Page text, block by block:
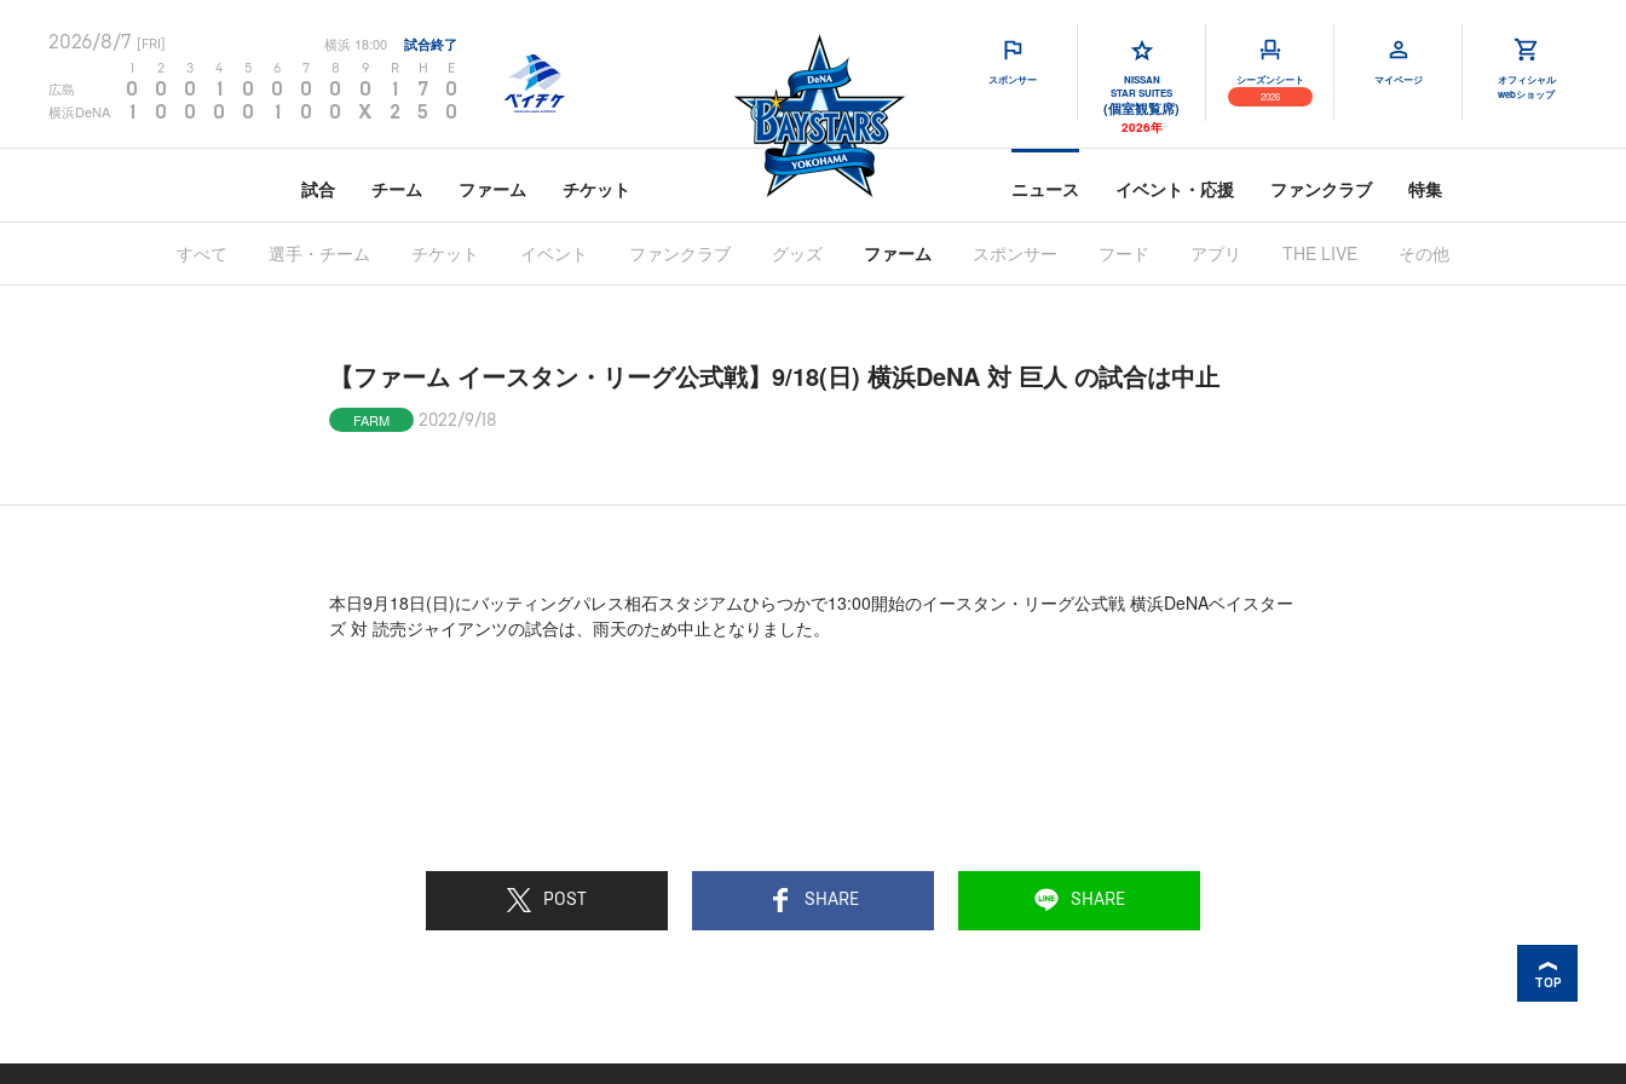
2026/8/7 [FRI] 横浜 18:00 試合終了
2 3 4 5 6 7 8 9 R H E
広島 0 0 0 1 0 0 0 0 0 1 7 0
横浜DeNA 1 0 0 0 0 1 0 0 X 2 5 0
スポンサー
NISSAN
STAR SUITES
(個室観覧席)
2026年
シーズンシート
2026
マイページ
オフィシャル
webショップ
試合 チーム ファーム チケット ニュース イベント・応援 ファンクラブ 特集
すべて 選手・チーム チケット イベント ファンクラブ グッズ ファーム スポンサー フード アプリ THE LIVE その他
【ファーム イースタン・リーグ公式戦】9/18(日) 横浜DeNA 対 巨人 の試合は中止
FARM 2022/9/18
本日9月18日(日)にバッティングパレス相石スタジアムひらつかで13:00開始のイースタン・リーグ公式戦 横浜DeNAベイスター
ズ 対 読売ジャイアンツの試合は、雨天のため中止となりました。
POST SHARE SHARE
TOP